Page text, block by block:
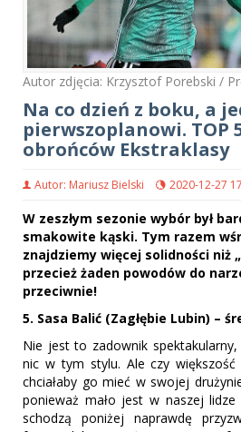
Autor zdjęcia: Krzysztof Porebski /
Na co dzień z boku, a
pierwszoplanowi. TOP
obrońców Ekstraklasy
Autor: Mariusz Bielski 2020-12-27
W zeszłym sezonie wybór był
smakowite kąski. Tym razem
znajdziemy więcej solidności niż
przecież żaden powodów do
przeciwnie!
5. Sasa Balić (Zagłębie Lubin) –
Nie jest to zadownik
nic w tym stylu. Ale czy większość
chciałaby go mieć w swojej
ponieważ mało jest w naszej
schodzą poniżej naprawdę